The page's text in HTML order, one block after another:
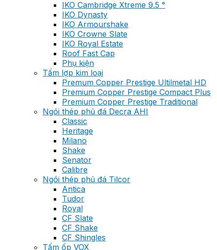
IKO Cambridge Xtreme 9.5 °
IKO Dynasty
IKO Armourshake
IKO Crowne Slate
IKO Royal Estate
Roof Fast Cap
Phụ kiện
Tấm lợp kim loại
Premum Copper Prestige Ultilmetal HD
Premium Copper Prestige Compact Plus
Premium Copper Prestige Traditional
Ngói thép phủ đá Decra AHI
Classic
Heritage
Milano
Shake
Senator
Calibre
Ngói thép phủ đá Tilcor
Antica
Tudor
Royal
CF Slate
CF Shake
CF Shingles
Tấm ốp VOX